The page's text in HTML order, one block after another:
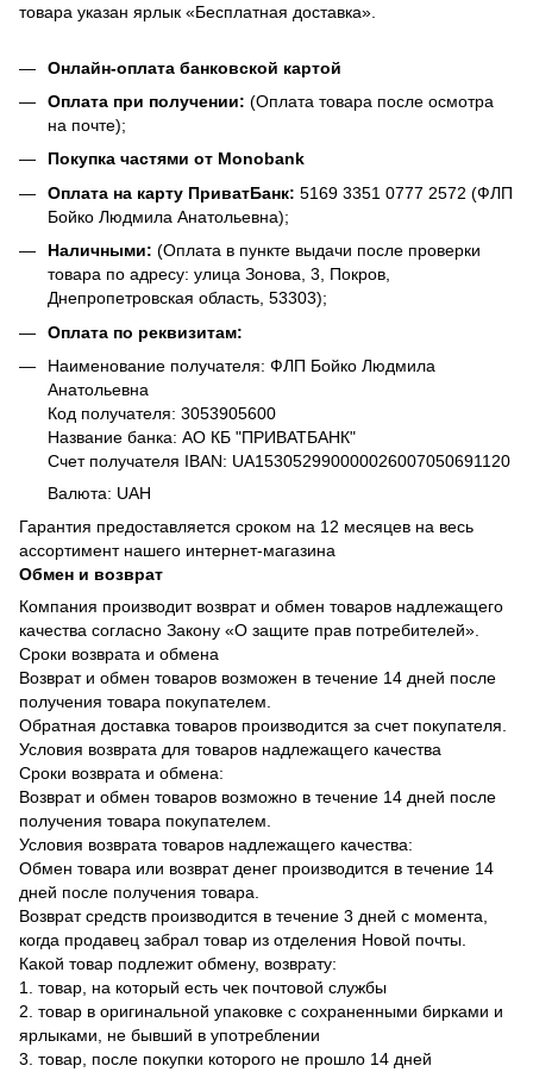
товара указан ярлык «Бесплатная доставка».
Онлайн-оплата банковской картой
Оплата при получении: (Оплата товара после осмотра
на почте);
Покупка частями от Monobank
Оплата на карту ПриватБанк: 5169 3351 0777 2572 (ФЛП
Бойко Людмила Анатольевна);
Наличными: (Оплата в пункте выдачи после проверки
товара по адресу: улица Зонова, 3, Покров,
Днепропетровская область, 53303);
Оплата по реквизитам:
Наименование получателя: ФЛП Бойко Людмила
Анатольевна
Код получателя: 3053905600
Название банка: АО КБ "ПРИВАТБАНК"
Счет получателя IBAN: UA153052990000026007050691120
Валюта: UAH
Гарантия предоставляется сроком на 12 месяцев на весь
ассортимент нашего интернет-магазина
Обмен и возврат
Компания производит возврат и обмен товаров надлежащего
качества согласно Закону «О защите прав потребителей».
Сроки возврата и обмена
Возврат и обмен товаров возможен в течение 14 дней после
получения товара покупателем.
Обратная доставка товаров производится за счет покупателя.
Условия возврата для товаров надлежащего качества
Сроки возврата и обмена:
Возврат и обмен товаров возможно в течение 14 дней после
получения товара покупателем.
Условия возврата товаров надлежащего качества:
Обмен товара или возврат денег производится в течение 14
дней после получения товара.
Возврат средств производится в течение 3 дней с момента,
когда продавец забрал товар из отделения Новой почты.
Какой товар подлежит обмену, возврату:
1. товар, на который есть чек почтовой службы
2. товар в оригинальной упаковке с сохраненными бирками и
ярлыками, не бывший в употреблении
3. товар, после покупки которого не прошло 14 дней